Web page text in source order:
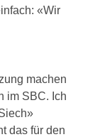
«Wir
machen
im SBC. Ich
das für den